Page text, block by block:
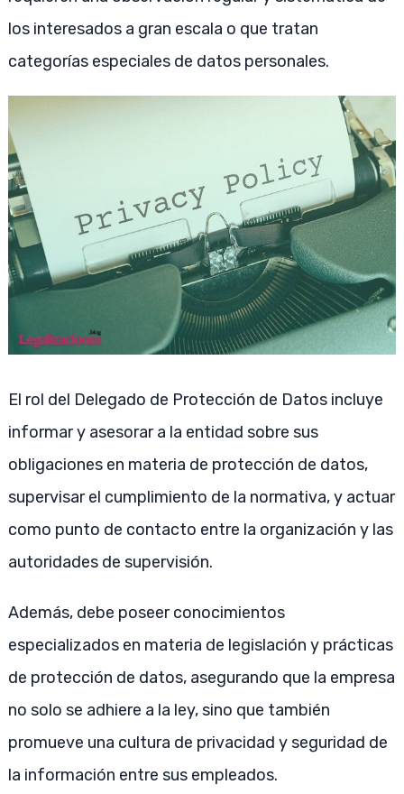
los interesados a gran escala o que tratan
categorías especiales de datos personales.
El rol del Delegado de Protección de Datos incluye
informar y asesorar a la entidad sobre sus
obligaciones en materia de protección de datos,
supervisar el cumplimiento de la normativa, y actuar
como punto de contacto entre la organización y las
autoridades de supervisión.
Además, debe poseer conocimientos
especializados en materia de legislación y prácticas
de protección de datos, asegurando que la empresa
no solo se adhiere a la ley, sino que también
promueve una cultura de privacidad y seguridad de
la información entre sus empleados.